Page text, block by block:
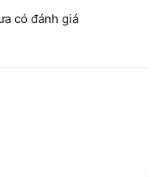
có đánh giá